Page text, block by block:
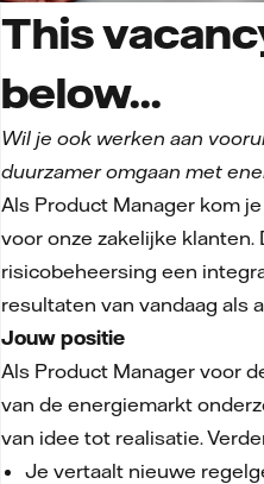
This
below...
Wil je ook werken aan
duurzamer omgaan met
Als Product Manager kom
voor onze zakelijke
risicobeheersing een
resultaten van vandaag als
Jouw positie
Als Product Manager voor
van de energiemarkt
van idee tot realisatie.
Je vertaalt nieuwe